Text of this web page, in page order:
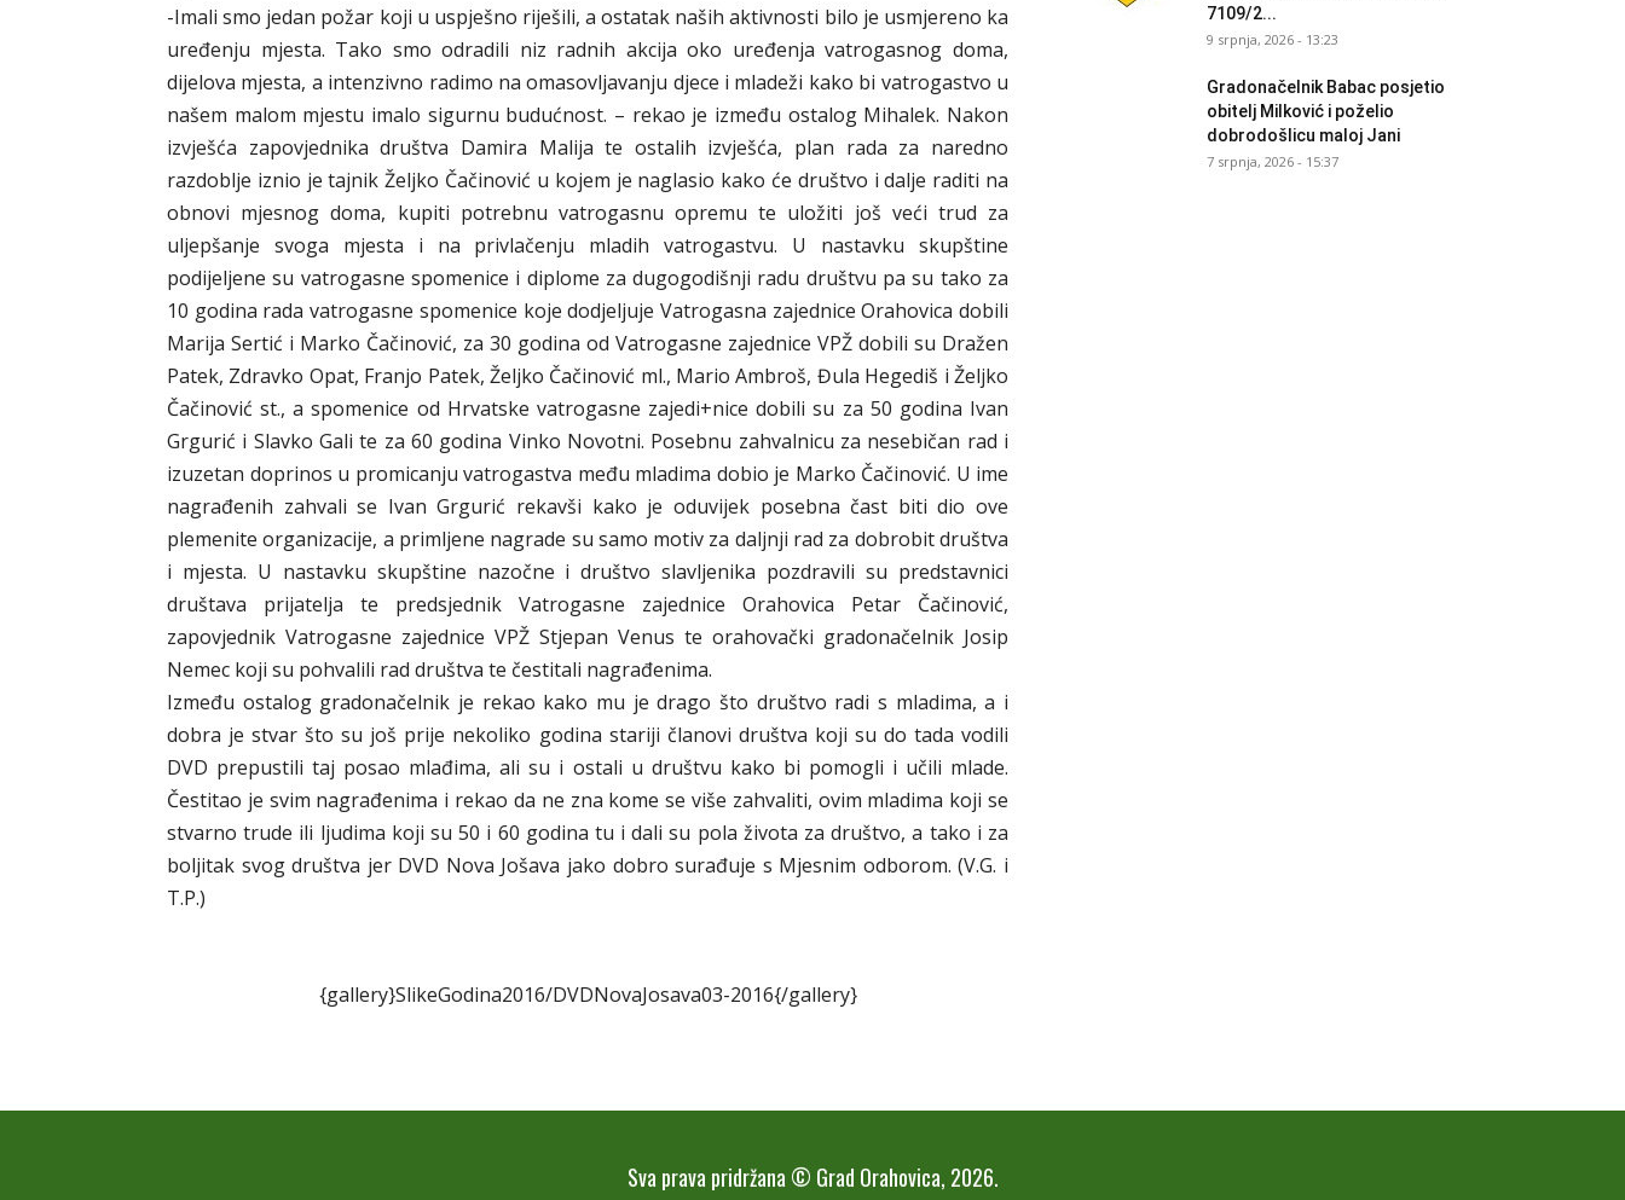
-Imali smo jedan požar koji u uspješno riješili, a ostatak naših aktivnosti bilo je usmjereno ka
uređenju mjesta. Tako smo odradili niz radnih akcija oko uređenja vatrogasnog doma,
dijelova mjesta, a intenzivno radimo na omasovljavanju djece i mladeži kako bi vatrogastvo u
našem malom mjestu imalo sigurnu budućnost. – rekao je između ostalog Mihalek. Nakon
izvješća zapovjednika društva Damira Malija te ostalih izvješća, plan rada za naredno
razdoblje iznio je tajnik Željko Čačinović u kojem je naglasio kako će društvo i dalje raditi na
obnovi mjesnog doma, kupiti potrebnu vatrogasnu opremu te uložiti još veći trud za
uljepšanje svoga mjesta i na privlačenju mladih vatrogastvu. U nastavku skupštine
podijeljene su vatrogasne spomenice i diplome za dugogodišnji radu društvu pa su tako za
10 godina rada vatrogasne spomenice koje dodjeljuje Vatrogasna zajednice Orahovica dobili
Marija Sertić i Marko Čačinović, za 30 godina od Vatrogasne zajednice VPŽ dobili su Dražen
Patek, Zdravko Opat, Franjo Patek, Željko Čačinović ml., Mario Ambroš, Đula Hegediš i Željko
Čačinović st., a spomenice od Hrvatske vatrogasne zajedi+nice dobili su za 50 godina Ivan
Grgurić i Slavko Gali te za 60 godina Vinko Novotni. Posebnu zahvalnicu za nesebičan rad i
izuzetan doprinos u promicanju vatrogastva među mladima dobio je Marko Čačinović. U ime
nagrađenih zahvali se Ivan Grgurić rekavši kako je oduvijek posebna čast biti dio ove
plemenite organizacije, a primljene nagrade su samo motiv za daljnji rad za dobrobit društva
i mjesta. U nastavku skupštine nazočne i društvo slavljenika pozdravili su predstavnici
društava prijatelja te predsjednik Vatrogasne zajednice Orahovica Petar Čačinović,
zapovjednik Vatrogasne zajednice VPŽ Stjepan Venus te orahovački gradonačelnik Josip
Nemec koji su pohvalili rad društva te čestitali nagrađenima.
Između ostalog gradonačelnik je rekao kako mu je drago što društvo radi s mladima, a i
dobra je stvar što su još prije nekoliko godina stariji članovi društva koji su do tada vodili
DVD prepustili taj posao mlađima, ali su i ostali u društvu kako bi pomogli i učili mlade.
Čestitao je svim nagrađenima i rekao da ne zna kome se više zahvaliti, ovim mladima koji se
stvarno trude ili ljudima koji su 50 i 60 godina tu i dali su pola života za društvo, a tako i za
boljitak svog društva jer DVD Nova Jošava jako dobro surađuje s Mjesnim odborom. (V.G. i
T.P.)
{gallery}SlikeGodina2016/DVDNovaJosava03-2016{/gallery}
7109/2...
9 srpnja, 2026 - 13:23
Gradonačelnik Babac posjetio
obitelj Milković i poželio
dobrodošlicu maloj Jani
7 srpnja, 2026 - 15:37
Sva prava pridržana © Grad Orahovica, 2026.